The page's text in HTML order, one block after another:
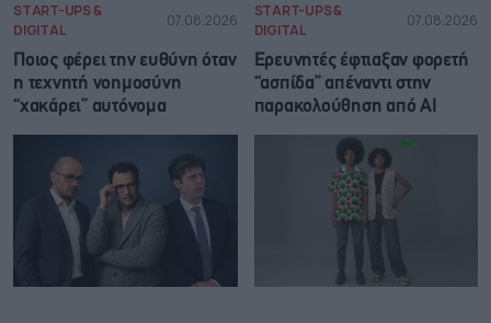
START-UPS &
DIGITAL
07.08.2026
Ποιος φέρει την ευθύνη όταν
η τεχνητή νοημοσύνη
“χακάρει” αυτόνομα
START-UPS &
DIGITAL
07.08.2026
Ερευνητές έφτιαξαν φορετή
“ασπίδα” απέναντι στην
παρακολούθηση από AI